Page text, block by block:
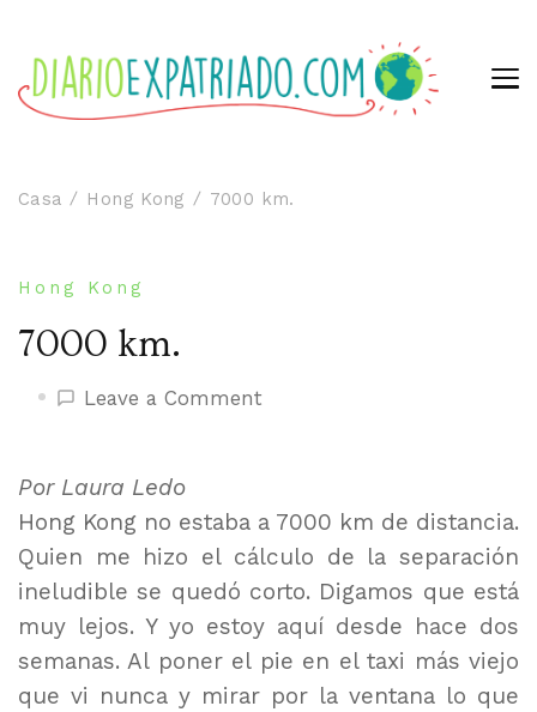
Casa Hong Kong 7000 km.
Hong Kong
7000 km.
Leave a Comment
Por Laura Ledo
Hong Kong no estaba a 7000 km de distancia.
Quien me hizo el cálculo de la separación
ineludible se quedó corto. Digamos que está
muy lejos. Y yo estoy aquí desde hace dos
semanas. Al poner el pie en el taxi más viejo
que vi nunca y mirar por la ventana lo que